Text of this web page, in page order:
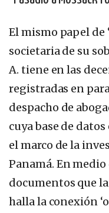
El mismo papel de
societaria de su
A. tiene en las
registradas en
despacho de
cuya base de
el marco de la
Panamá. En
documentos que
halla la conexión